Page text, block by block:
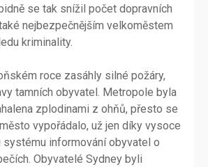
se tak snížil počet dopravních
nejbezpečnějším velkoměstem
kriminality.
roce zasáhly silné požáry,
tamních obyvatel. Metropole byla
zplodinami z ohňů, přesto se
vypořádalo, už jen díky vysoce
systému informování obyvatel o
Obyvatelé Sydney byli